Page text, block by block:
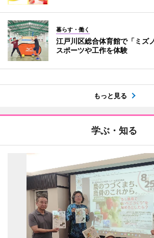
暮らす・働く
江戸川区総合体育館で「ミズ
スポーツや工作を体験
もっと見る
学ぶ・知る